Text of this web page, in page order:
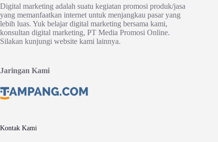
Digital marketing adalah suatu kegiatan promosi produk/jasa
yang memanfaatkan internet untuk menjangkau pasar yang
lebih luas. Yuk belajar digital marketing bersama kami,
konsultan digital marketing, PT Media Promosi Online.
Silakan kunjungi website kami lainnya.
Jaringan Kami
Kontak Kami